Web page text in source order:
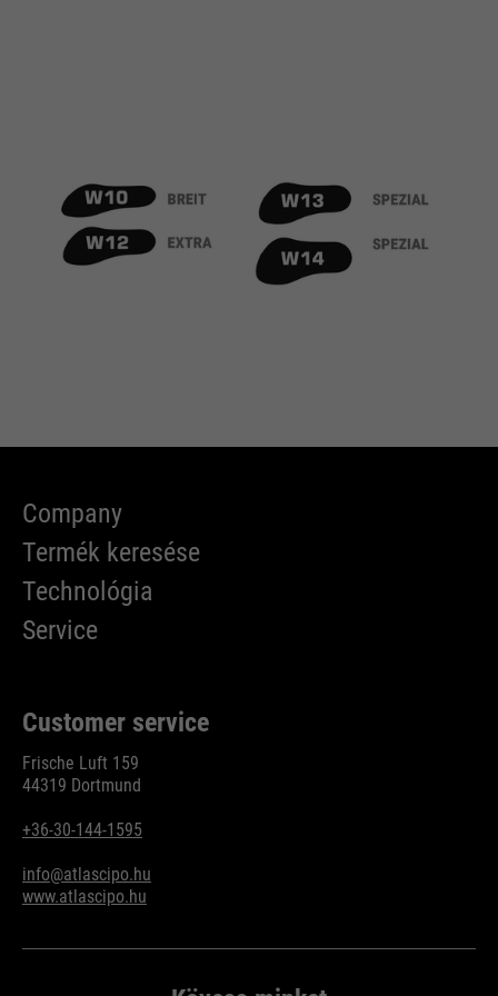
Company
Termék keresése
Technológia
Service
Customer service
Frische Luft 159
44319 Dortmund
+36-30-144-1595
info@atlascipo.hu
www.atlascipo.hu